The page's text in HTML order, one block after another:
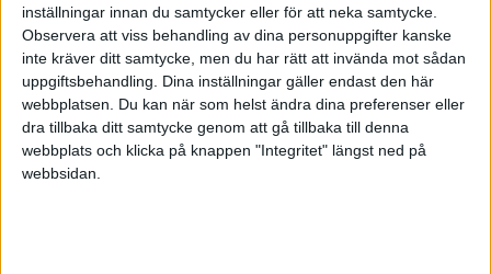
inställningar innan du samtycker eller för att neka samtycke.
Observera att viss behandling av dina personuppgifter kanske
inte kräver ditt samtycke, men du har rätt att invända mot sådan
uppgiftsbehandling. Dina inställningar gäller endast den här
webbplatsen. Du kan när som helst ändra dina preferenser eller
dra tillbaka ditt samtycke genom att gå tillbaka till denna
webbplats och klicka på knappen "Integritet" längst ned på
webbsidan.
Min fråga lyder:
Vilka konton behöver jag använda mig av??
1. Betalningar som ja gör till dom som har hand
om min hemsida, domän